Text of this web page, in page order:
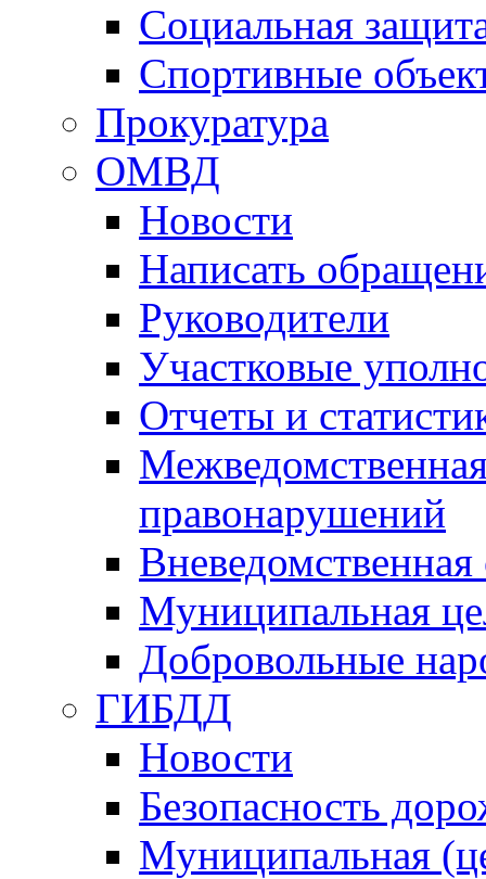
Социальная
Спортивные
Прокуратура
ОМВД
Новости
Написать
Руководители
Участковые
Отчеты и
правонарушений
Вневедомственная
Муниципальная
Добровольные
ГИБДД
Новости
Безопасность
Муниципальная